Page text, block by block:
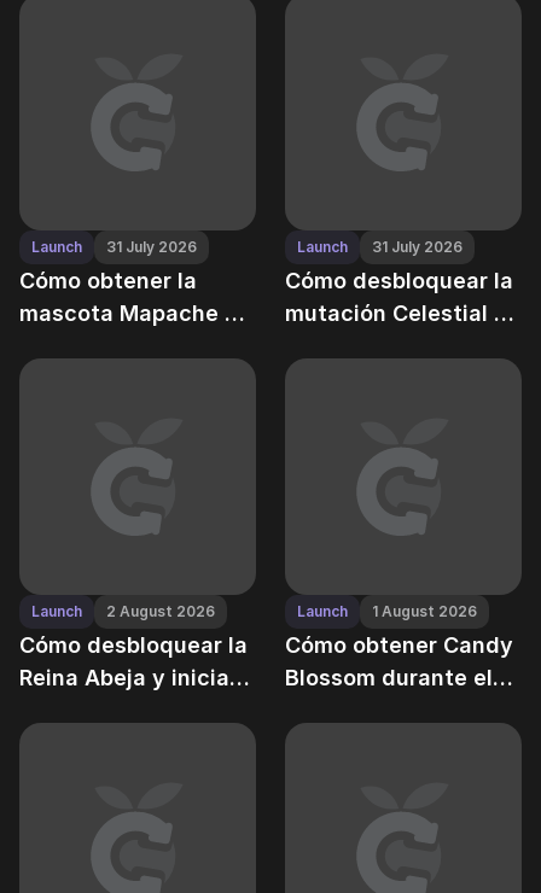
a paso
Jack en Grow a
Launch 31 July 2026
Cómo obtener la
mascota Mapache en
ubicaciones de
drop y costo real
Launch 31 July 2026
Cómo desbloquear la
mutación Celestial en
Guía "Renacimiento
Launch 2 August 2026
Cómo desbloquear la
Reina Abeja y iniciar
Garden
Launch 1 August 2026
Cómo obtener Candy
Blossom durante el
Grow a Garden